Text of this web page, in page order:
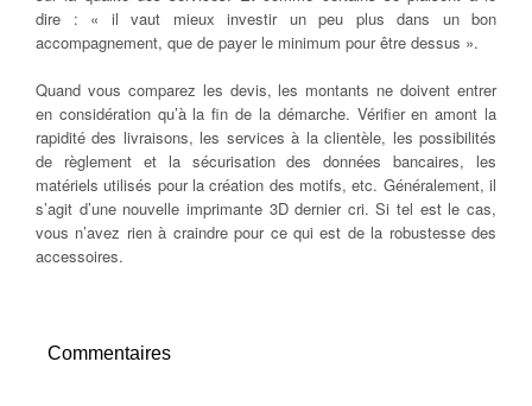
dire : « il vaut mieux investir un peu plus dans un bon
accompagnement, que de payer le minimum pour être dessus ».
Quand vous comparez les devis, les montants ne doivent entrer
en considération qu’à la fin de la démarche. Vérifier en amont la
rapidité des livraisons, les services à la clientèle, les possibilités
de règlement et la sécurisation des données bancaires, les
matériels utilisés pour la création des motifs, etc. Généralement, il
s’agit d’une nouvelle imprimante 3D dernier cri. Si tel est le cas,
vous n’avez rien à craindre pour ce qui est de la robustesse des
accessoires.
Commentaires